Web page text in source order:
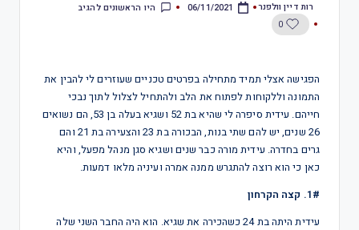
רות דיין וולפנר 06/11/2021
היו הראשונים להגיב
0
הפגישה אצלי תמיד מתחילה בפרטים טכניים שעוזרים לי להבין את
התמונה וללקוחות לפתוח את הלב ולהתחיל לצלול לתוך נבכי
חייהם. עידית סיפרה לי שהיא בת 52 ושגיא בעלה בן 53, הם נשואים
26 שנים, יש להם שתי בנות, הבכורה בת 23 והצעירה בת 21 והם
גרים בחדרה. עידית מורה כבר שנים ושגיא סגן מנהל מפעל, והיא
כאן כי הוא רוצה להתגרש ממנה אמרה ועיניה מלאו דמעות.
1#. קצה הקרחון
עידית היתה בת 24 כשהכירה את שגיא. הוא היה החבר השני שלה